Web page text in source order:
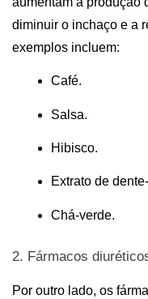
diminuir o inchaço e a
exemplos incluem:
Café.
Salsa.
Hibisco.
Extrato de
Chá-verde.
2. Fármacos
Por outro lado, os